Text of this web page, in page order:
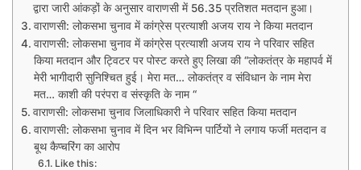
द्वारा जारी आंकड़ों के अनुसार वाराणसी में 56.35 प्रतिशत मतदान हुआ।
वाराणसी: लोकसभा चुनाव में कांग्रेस प्रत्याशी अजय राय ने किया मतदान
वाराणसी: लोकसभा चुनाव में कांग्रेस प्रत्याशी अजय राय ने परिवार सहित
किया मतदान और ट्विटर पर पोस्ट करते हुए लिखा की “लोकतंत्र के महापर्व में
मेरी भागीदारी सुनिश्चित हुई। मेरा मत… लोकतंत्र व संविधान के नाम मेरा
मत… काशी की परंपरा व संस्कृति के नाम “
वाराणसी: लोकसभा चुनाव जिलाधिकारी ने परिवार सहित किया मतदान
वाराणसी: लोकसभा चुनाव में दिन भर विभिन्न पार्टियों ने लगाय फर्जी मतदान व
बूथ कैप्चरिंग का आरोप
Like this: